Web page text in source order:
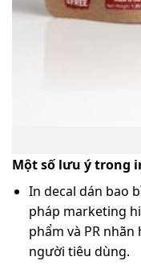
Một số lưu ý trong
In decal dán bao
pháp marketing
phẩm và PR
người tiêu dùng.